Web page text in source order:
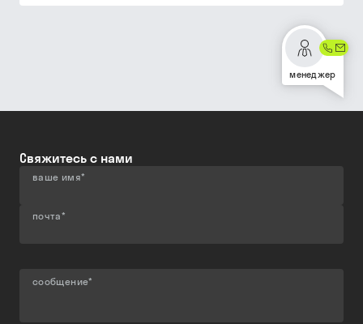
менеджер
Свяжитесь с нами
ваше имя*
почта*
сообщение*